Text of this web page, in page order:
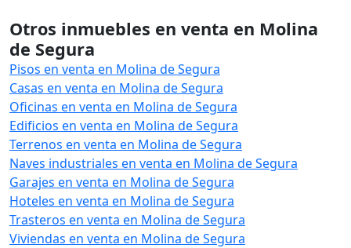
Otros inmuebles en venta en Molina
de Segura
Pisos en venta en Molina de Segura
Casas en venta en Molina de Segura
Oficinas en venta en Molina de Segura
Edificios en venta en Molina de Segura
Terrenos en venta en Molina de Segura
Naves industriales en venta en Molina de Segura
Garajes en venta en Molina de Segura
Hoteles en venta en Molina de Segura
Trasteros en venta en Molina de Segura
Viviendas en venta en Molina de Segura